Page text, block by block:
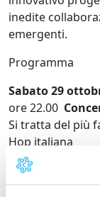
inedite
emergenti.
Programma
Sabato 29
ore 22.00
Si tratta del più
Hop italiana
Special guest
e ascoltare.